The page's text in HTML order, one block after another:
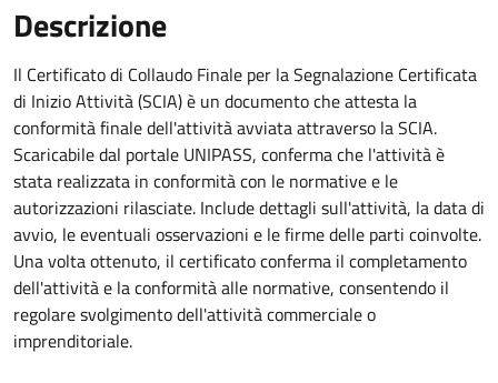
Descrizione
Il Certificato di Collaudo Finale per la Segnalazione Certificata
di Inizio Attività (SCIA) è un documento che attesta la
conformità finale dell'attività avviata attraverso la SCIA.
Scaricabile dal portale UNIPASS, conferma che l'attività è
stata realizzata in conformità con le normative e le
autorizzazioni rilasciate. Include dettagli sull'attività, la data di
avvio, le eventuali osservazioni e le firme delle parti coinvolte.
Una volta ottenuto, il certificato conferma il completamento
dell'attività e la conformità alle normative, consentendo il
regolare svolgimento dell'attività commerciale o
imprenditoriale.